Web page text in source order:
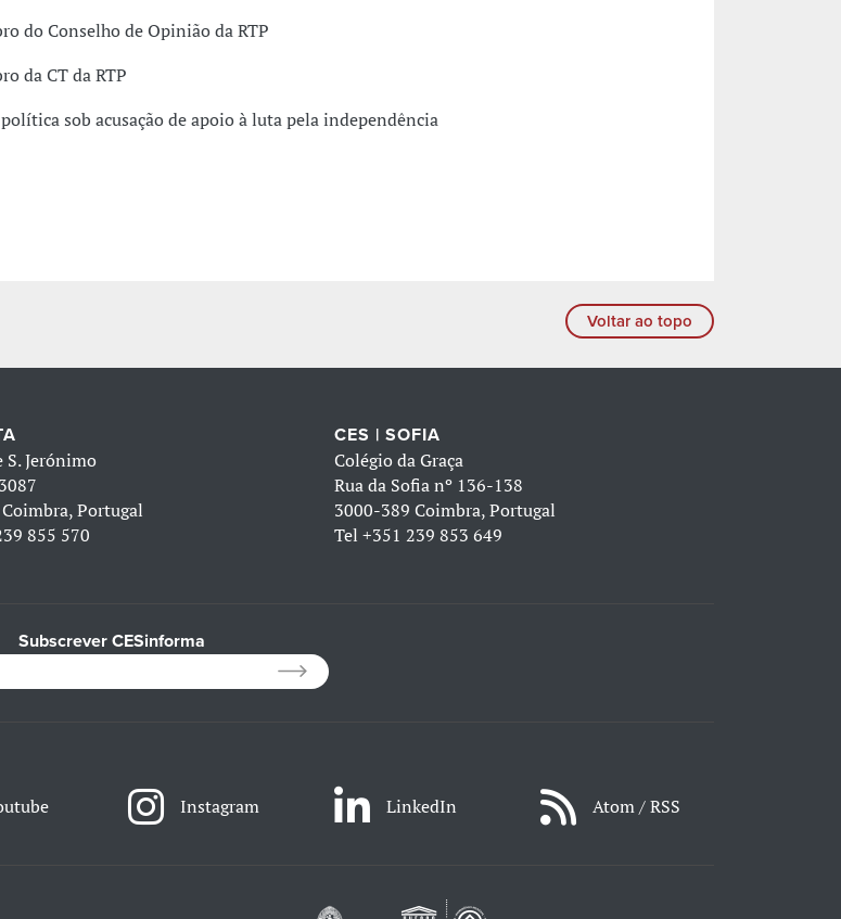
do Conselho de Opinião da RTP
da CT da RTP
sob acusação de apoio à luta pela independência
Voltar ao topo
S. Jerónimo
Portugal
855 570
CES | SOFIA
Colégio da Graça
Rua da Sofia nº 136-138
3000-389 Coimbra, Portugal
Tel +351 239 853 649
Subscrever CESinforma
Instagram LinkedIn Atom / RSS